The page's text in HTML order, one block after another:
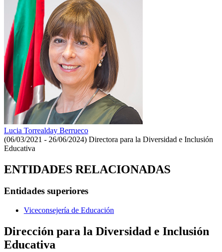
Lucia Torrealday Berrueco
(06/03/2021 - 26/06/2024) Directora para la Diversidad e Inclusión
Educativa
ENTIDADES RELACIONADAS
Entidades superiores
Viceconsejería de Educación
Dirección para la Diversidad e Inclusión
Educativa